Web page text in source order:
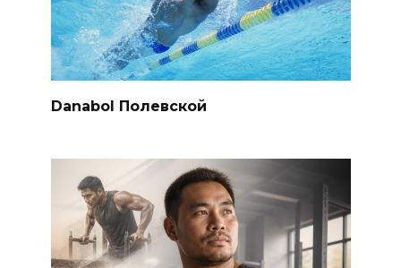
Danabol Полевской